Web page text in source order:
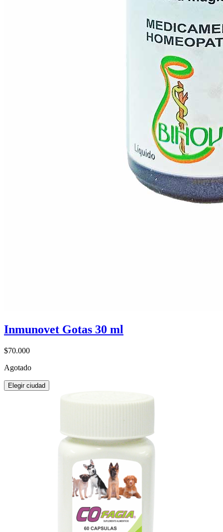
Inmunovet Gotas 30 ml
$70.000
Agotado
Elegir ciudad